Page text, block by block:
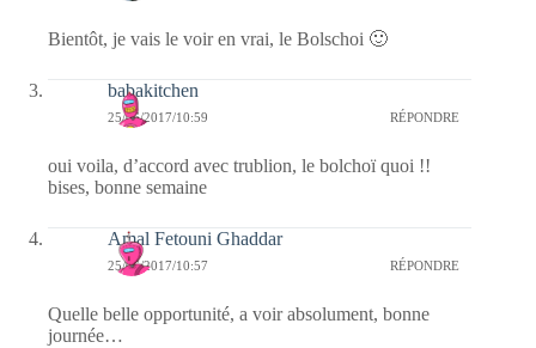
Bientôt, je vais le voir en vrai, le Bolschoi 🙂
babakitchen
25/06/2017/10:59 RÉPONDRE
oui voila, d’accord avec trublion, le bolchoï quoi !!
bises, bonne semaine
Amal Fetouni Ghaddar
25/06/2017/10:57 RÉPONDRE
Quelle belle opportunité, a voir absolument, bonne
journée…